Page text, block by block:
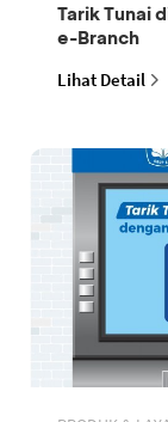
Tarik Tunai
e-Branch
Lihat Detail